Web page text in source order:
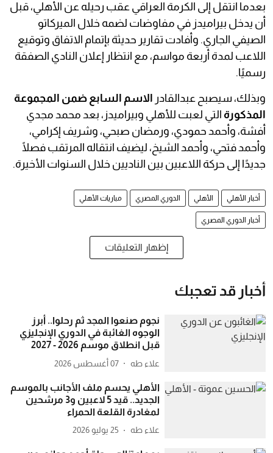
بعدما انتقل إلى الكرمة العراقي عقب رحيله عن الأهلي، قبل
أن يدخل بيراميدز في مفاوضات لضمه خلال الميركاتو
الصيفي الجاري. وأفادت تقارير حديثة بإتمام الاتفاق وتوقيع
اللاعب لمدة أربعة مواسم، مع انتظار إعلان النادي الصفقة
رسميًا.
وبذلك، سيصبح عبدالقادر الاسم السابع ضمن المجموعة
المذكورة التي لعبت للأهلي وبيراميدز، بعد محمد مجدي
أفشة، وأحمد حمودي، ورمضان صبحي، وشريف إكرامي،
وأحمد فتحي، وأحمد الشيخ، ليضيف انتقاله المرتقب فصلًا
جديدًا إلى حركة اللاعبين بين الناديين خلال السنوات الأخيرة.
أخبار الأهلي الأهلي الدوري المصري مباريات الأهلي
أخبار الدوري المصري
إظهار التعليقات
أخبار قد تعجبك
نجوم صنعوا المجد ثم رحلوا.. أبرز
الوجوه الغائبة في الدوري الإنجليزي
قبل انطلاق موسم 2026 - 2027
علاء طه 07 أغسطس 2026
الأهلي يحسم ملف الأجانب بالموسم
الجديد.. قيد 5 لاعبين و3 مرشحين
لمغادرة القلعة الحمراء
علاء طه 25 يوليو 2026